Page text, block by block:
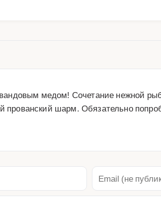
медом! Сочетание нежной
шарм. Обязательно